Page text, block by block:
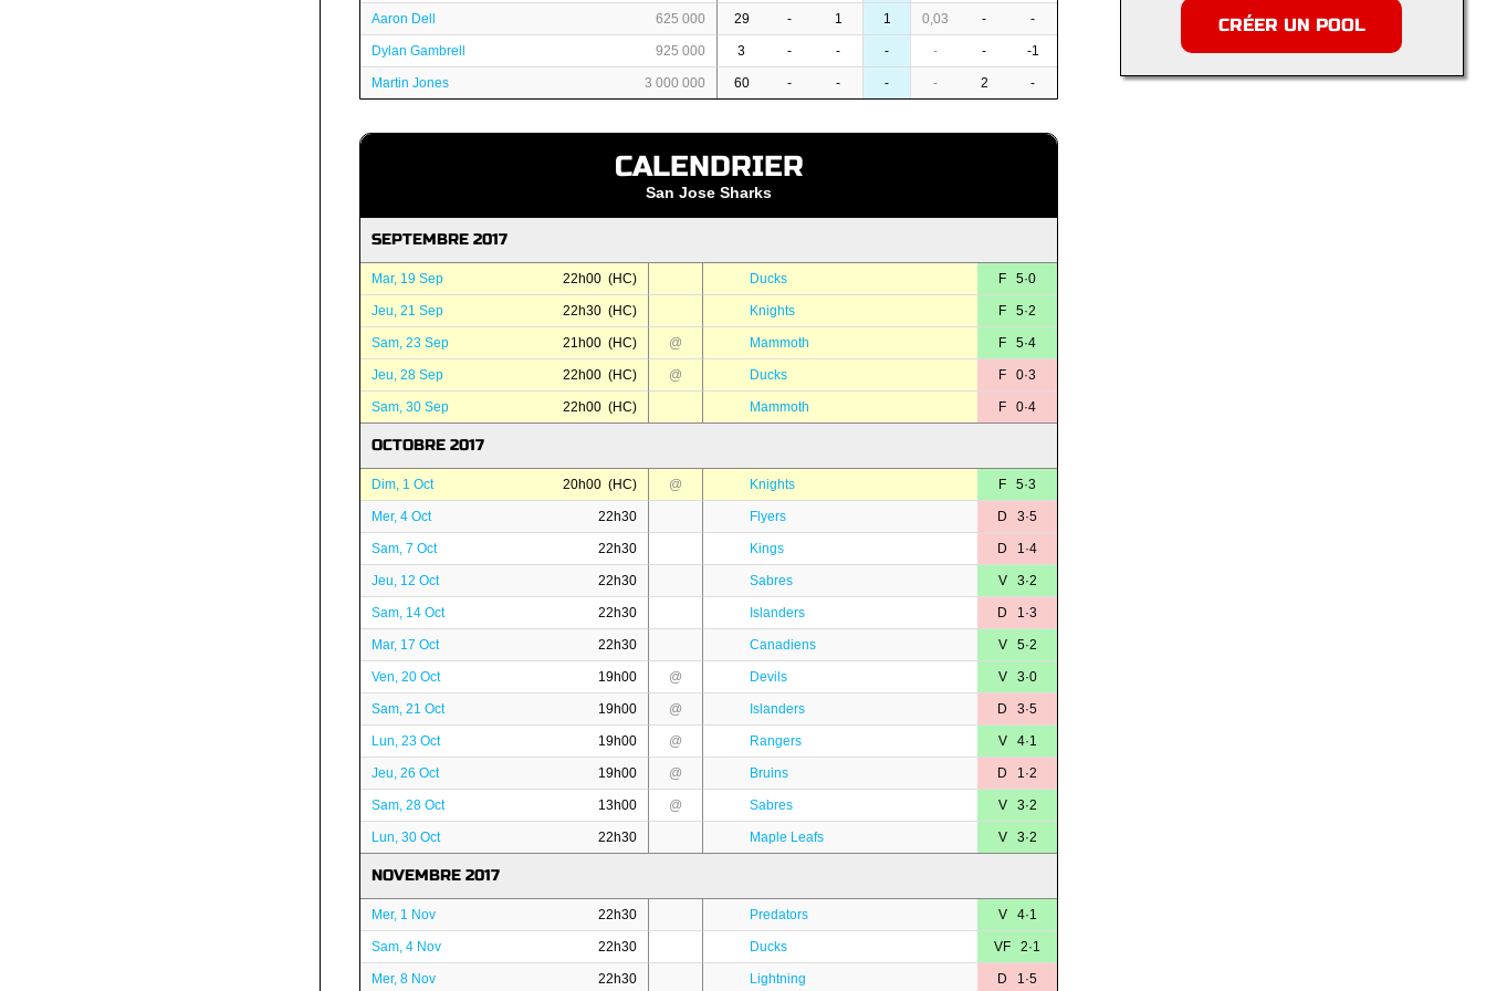
Aaron Dell 625 000 29 - 1 1 0,03 - -
Dylan Gambrell 925 000 3 - - - - - -1
Martin Jones 3 000 000 60 - - - - 2 -
CALENDRIER
San Jose Sharks
SEPTEMBRE 2017
Mar, 19 Sep 22h00 (HC) Ducks F 5·0
Jeu, 21 Sep 22h30 (HC) Knights F 5·2
Sam, 23 Sep 21h00 (HC) @ Mammoth F 5·4
Jeu, 28 Sep 22h00 (HC) @ Ducks F 0·3
Sam, 30 Sep 22h00 (HC) Mammoth F 0·4
OCTOBRE 2017
Dim, 1 Oct 20h00 (HC) @ Knights F 5·3
Mer, 4 Oct 22h30 Flyers D 3·5
Sam, 7 Oct 22h30 Kings D 1·4
Jeu, 12 Oct 22h30 Sabres V 3·2
Sam, 14 Oct 22h30 Islanders D 1·3
Mar, 17 Oct 22h30 Canadiens V 5·2
Ven, 20 Oct 19h00 @ Devils V 3·0
Sam, 21 Oct 19h00 @ Islanders D 3·5
Lun, 23 Oct 19h00 @ Rangers V 4·1
Jeu, 26 Oct 19h00 @ Bruins D 1·2
Sam, 28 Oct 13h00 @ Sabres V 3·2
Lun, 30 Oct 22h30 Maple Leafs V 3·2
NOVEMBRE 2017
Mer, 1 Nov 22h30 Predators V 4·1
Sam, 4 Nov 22h30 Ducks VF 2·1
Mer, 8 Nov 22h30 Lightning D 1·5
CRÉER UN POOL